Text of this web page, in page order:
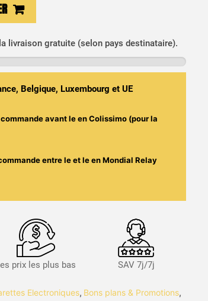
livraison gratuite (selon pays destinataire).
Belgique, Luxembourg et UE
avant leen Colissimo (pour la
entre leet leen Mondial Relay
prix les plus bas SAV 7j/7j
Electroniques, Bons plans & Promotions,